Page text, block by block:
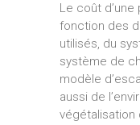
Le coût
fonction des
utilisés, du
système de
modèle
aussi de
végétalisation